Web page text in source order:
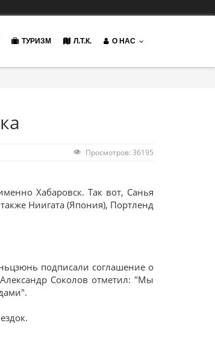
ТУРИЗМ Л.Т.К. О НАС
Просмотров: 36195
Хабаровск. Так вот, Санья
Ниигата (Япония), Портленд
подписали соглашение о
Соколов отметил: "Мы